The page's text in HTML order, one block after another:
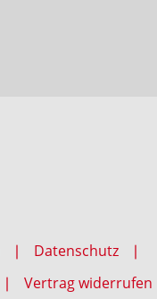
Datenschutz
Vertrag widerrufen